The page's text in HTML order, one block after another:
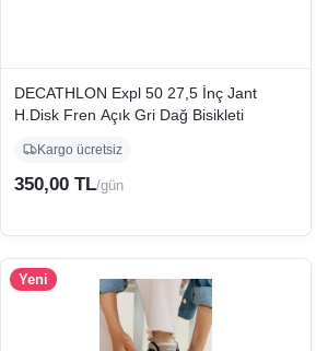
DECATHLON Expl 50 27,5 İnç Jant
H.Disk Fren Açık Gri Dağ Bisikleti
Kargo ücretsiz
350,00 TL/gün
Yeni